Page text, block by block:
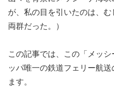
が、私の目を引いたのは、
両群だった。）
この記事では、この「メッ
ッパ唯一の鉄道フェリー航
ます。